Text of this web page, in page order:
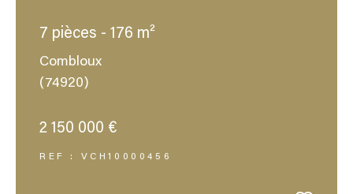
7 pièces - 176 m²
Combloux
(74920)
2 150 000 €
REF : VCH10000456